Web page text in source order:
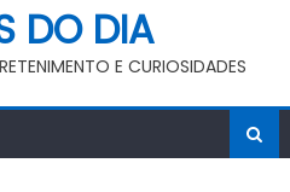
DO DIA
E CURIOSIDADES